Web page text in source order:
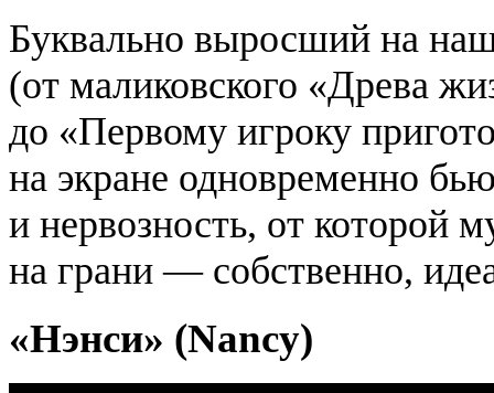
Буквально выросший на
(от маликовского «Древа
до «Первому игроку
на экране одновременно
и нервозность, от которой
на грани — собственно,
«Нэнси» (Nancy)